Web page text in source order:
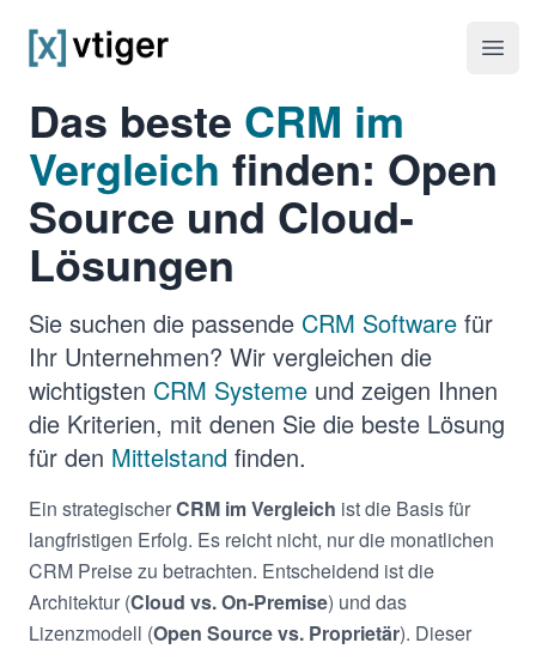
vtiger CRM
Das beste CRM im
Vergleich finden: Open
Source und Cloud-
Lösungen
Sie suchen die passende CRM Software für
Ihr Unternehmen? Wir vergleichen die
wichtigsten CRM Systeme und zeigen Ihnen
die Kriterien, mit denen Sie die beste Lösung
für den Mittelstand finden.
Ein strategischerCRM im Vergleich ist die Basis für
langfristigen Erfolg. Es reicht nicht, nur die monatlichen
CRM Preise zu betrachten. Entscheidend ist die
Architektur (Cloud vs. On-Premise) und das
Lizenzmodell (Open Source vs. Proprietär). Dieser